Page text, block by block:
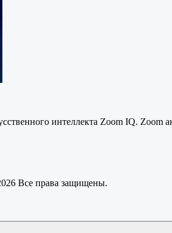
интеллекта Zoom IQ.
Все права защищены.